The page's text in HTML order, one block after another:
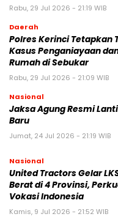
Rabu, 29 Jul 2026 - 21:19 WIB
Daerah
Polres Kerinci Tetapkan
Kasus Penganiayaan
Rumah di Sebukar
Rabu, 29 Jul 2026 - 21:09 WIB
Nasional
Jaksa Agung Resmi
Baru
Jumat, 24 Jul 2026 - 21:19 WIB
Nasional
United Tractors Gelar
Berat di 4 Provinsi,
Vokasi Indonesia
Kamis, 9 Jul 2026 - 21:52 WIB